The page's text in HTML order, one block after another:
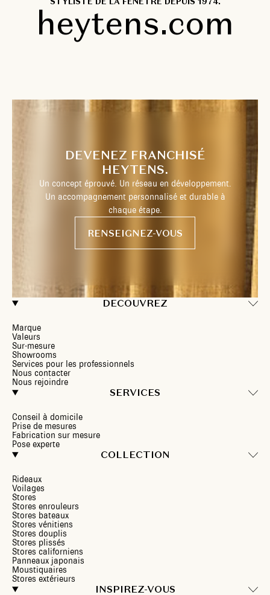
heytens.com
DECOUVREZ
Marque
Valeurs
Sur-mesure
Showrooms
Services pour les professionnels
Nous contacter
Nous rejoindre
SERVICES
Conseil à domicile
Prise de mesures
Fabrication sur mesure
Pose experte
COLLECTION
Rideaux
Voilages
Stores
Stores enrouleurs
Stores bateaux
Stores vénitiens
Stores douplis
Stores plissés
Stores californiens
Panneaux japonais
Moustiquaires
Stores extérieurs
INSPIREZ-VOUS
DEVENEZ FRANCHISÉ
HEYTENS.
Un concept éprouvé. Un réseau en développement.
Un accompagnement personnalisé et durable à
chaque étape.
RENSEIGNEZ-VOUS